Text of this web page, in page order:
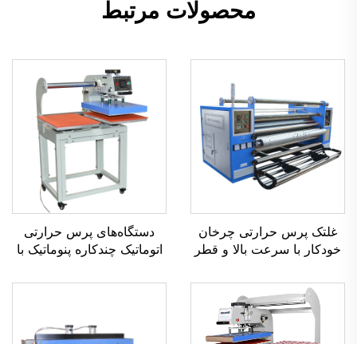
محصولات مرتبط
غلتک پرس حرارتی چرخان
خودکار با سرعت بالا و قطر
استیل کروم و با سیلندر
روغنی، با درام گرمایشی
روغنی برای چاپ رول‌های
پارچه‌ای
دستگاه‌های پرس حرارتی
اتوماتیک چندکاره پنوماتیک با
خودکار برای تی‌شرت‌ها،
چاپگر تخت‌صفحه برای